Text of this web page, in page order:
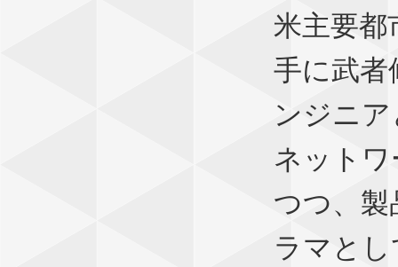
米主要都
手に武者
ンジニ
ネット
つつ、
ラマと